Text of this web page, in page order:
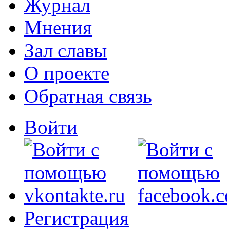
Журнал
Мнения
Зал славы
О проекте
Обратная связь
Войти
Регистрация